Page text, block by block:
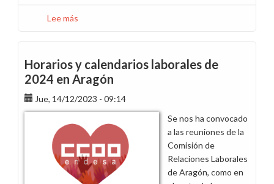
Lee más
comunicaciones
con
tu
situación
de
reubicable
Horarios y calendarios laborales de
2024 en Aragón
Jue, 14/12/2023 - 09:14
Se nos ha convocado
a las reuniones de la
Comisión de
Relaciones Laborales
de Aragón, como en